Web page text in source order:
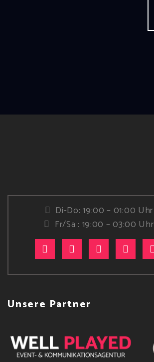
Di-Do: 19:00 – 01:00 Uhr
Fr/Sa : 19:00 – 03:00 Uhr
Unsere Partner